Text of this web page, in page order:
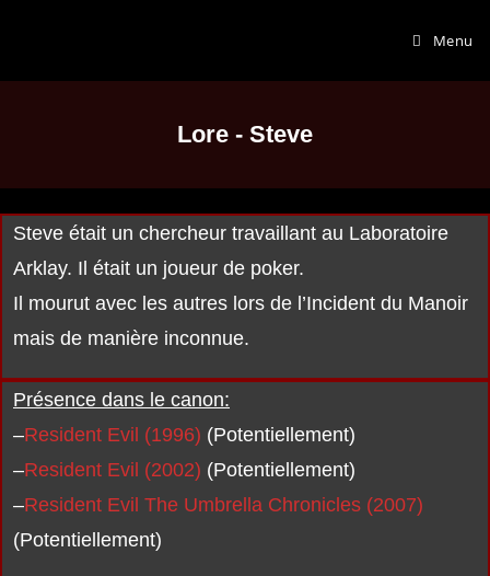
Menu
Lore - Steve
Steve était un chercheur travaillant au Laboratoire
Arklay. Il était un joueur de poker.
Il mourut avec les autres lors de l’Incident du Manoir
mais de manière inconnue.
Présence dans le canon:
–Resident Evil (1996) (Potentiellement)
–Resident Evil (2002) (Potentiellement)
–Resident Evil The Umbrella Chronicles (2007)
(Potentiellement)